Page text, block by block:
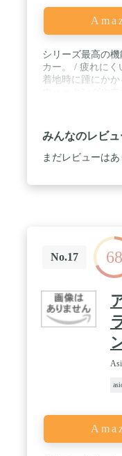
シリーズ最高の
カー。 / 疲れにく
着地時に踵にか
す。 / 超軽量: 片
きやすいだけで
行や出張にも便
サイズ展開と普遍
いいただけます
みんなのレビュ
まだレビューは
No.17 68